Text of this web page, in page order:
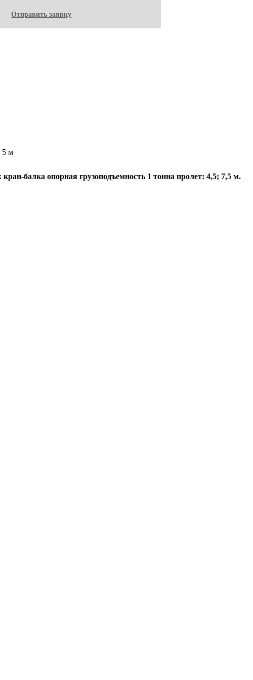
Отправить заявку
5 м
балка опорная грузоподъемность 1 тонна пролет: 4,5; 7,5 м.